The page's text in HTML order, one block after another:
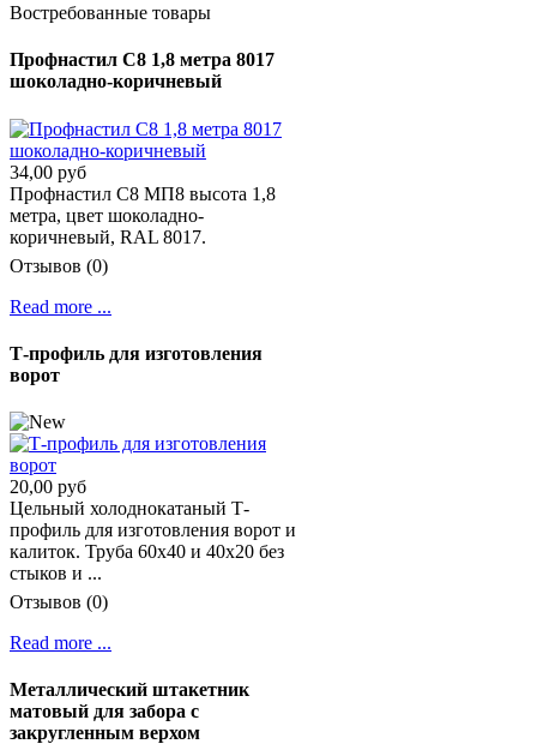
Востребованные товары
Профнастил С8 1,8 метра 8017
шоколадно-коричневый
34,00 руб
Профнастил C8 МП8 высота 1,8
метра, цвет шоколадно-
коричневый, RAL 8017.
Отзывов (0)
Read more ...
Т-профиль для изготовления
ворот
20,00 руб
Цельный холоднокатаный Т-
профиль для изготовления ворот и
калиток. Труба 60х40 и 40х20 без
стыков и ...
Отзывов (0)
Read more ...
Металлический штакетник
матовый для забора с
закругленным верхом